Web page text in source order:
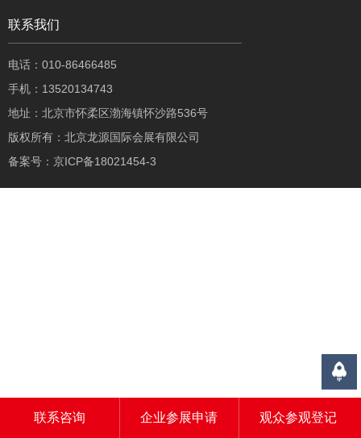
联系我们
电话：010-86466485
手机：13520134743
地址：北京市怀柔区渤海镇怀沙路536号
版权所有：北京龙源国际会展有限公司
备案号： 京ICP备18021454-3
联系咨询 企业参展申请 观众参观登记